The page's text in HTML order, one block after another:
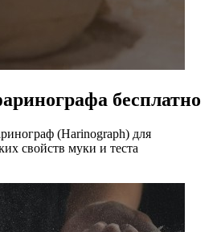
бесплатно
(Harinograph) для
свойств муки и теста